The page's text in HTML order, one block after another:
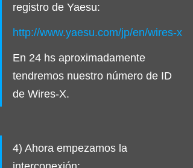
registro de Yaesu:
http://www.yaesu.com/jp/en/wires-x
En 24 hs aproximadamente
tendremos nuestro número de ID
de Wires-X.
4) Ahora empezamos la